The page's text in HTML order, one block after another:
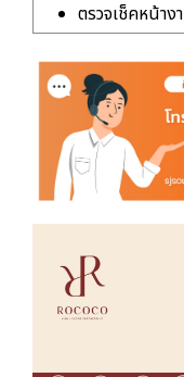
ตรวจเช็คหน้า